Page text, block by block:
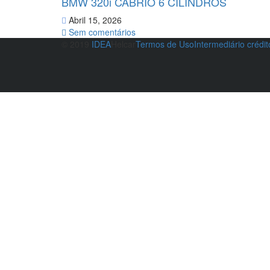
Abril 15, 2026
Sem comentários
IDEA Termos de UsoIntermediário